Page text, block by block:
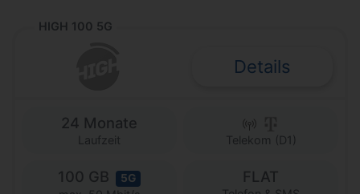
HIGH 100 5G
Details
24 Monate
Laufzeit Telekom (D1)
100 GB 5G FLAT